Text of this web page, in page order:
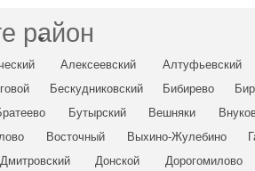
район
Алексеевский
Алтуфьевский
Бескудниковский Бибирево
Бутырский Вешняки
Восточный Выхино-Жулебино
Дмитровский Донской
Дорогомилово